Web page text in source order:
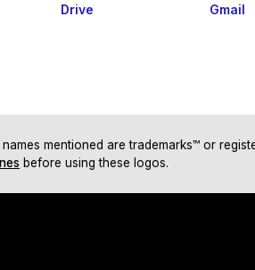
Drive Gmail
mentioned are trademarks™ or
before using these logos.